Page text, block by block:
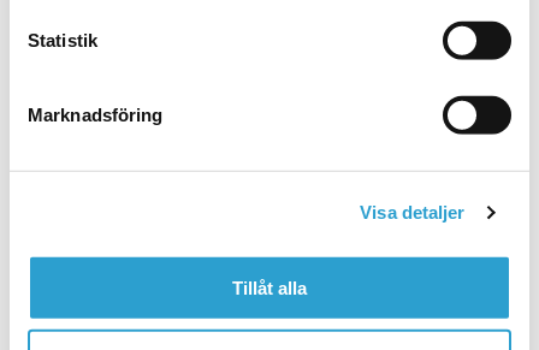
Statistik
Marknadsföring
Visa detaljer
Tillåt alla
Kandyz AB